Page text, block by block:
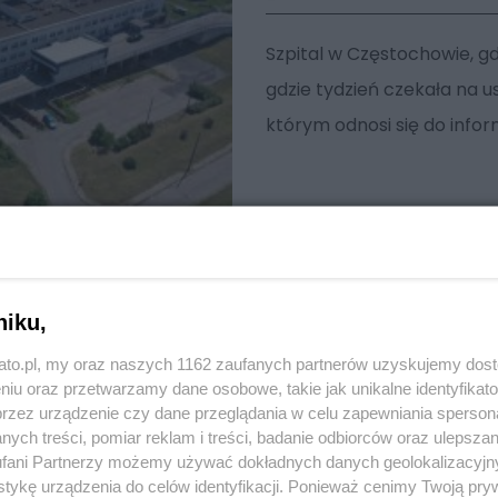
Szpital w Częstochowie,
gdzie tydzień czekała na
którym odnosi się do
my oraz naszych 1162 zaufanych partnerów uzyskujemy
oraz przetwarzamy dane osobowe, takie jak unikalne
urządzenie czy dane przeglądania w celu zapewniania
treści, pomiar reklam i treści, badanie odbiorców oraz
Partnerzy możemy używać dokładnych danych
urządzenia do celów identyfikacji. Ponieważ cenimy Twoją